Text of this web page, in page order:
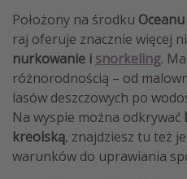
Weekend dla dwojga
City Break
Hotele SPA i wellness
Sylwester za granicą
Wyjazd na narty
Wyjazdy na Majówkę
Położony na środku
raj oferuje znacznie więcej
nurkowanie i snorkeling.
różnorodnością – od
lasów deszczowych po
Na wyspie można odkrywać
kreolską, znajdziesz tu też
warunków do uprawiania